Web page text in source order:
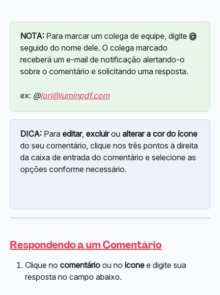
NOTA: Para marcar um colega de equipe, digite @
seguido do nome dele. O colega marcado
receberá um e-mail de notificação alertando-o
sobre o comentário e solicitando uma resposta.
ex: @lori@luminpdf.com
DICA: Para editar, excluir ou alterar a cor do ícone
do seu comentário, clique nos três pontos à direita
da caixa de entrada do comentário e selecione as
opções conforme necessário.
Respondendo a um Comentário
Clique no comentário ou no ícone e digite sua
resposta no campo abaixo.